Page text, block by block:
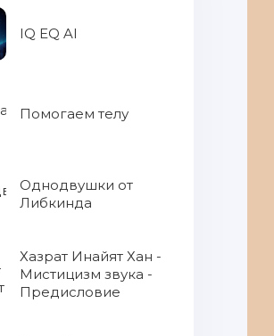
IQ EQ AI
Помогаем телу
Однодвушки от
Либкинда
Хазрат Инайят Хан -
Мистицизм звука -
Предисловие